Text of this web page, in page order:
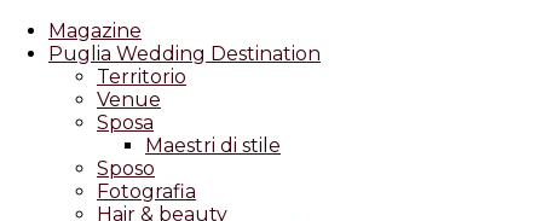
Magazine
Puglia Wedding Destination
Territorio
Venue
Sposa
Maestri di stile
Sposo
Fotografia
Hair & beauty